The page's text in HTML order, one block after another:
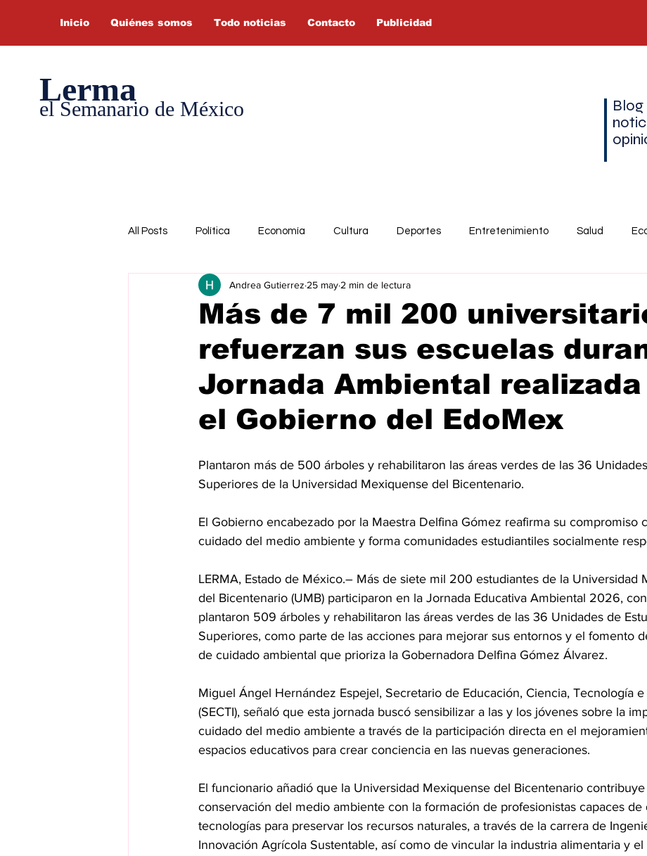
Inicio Quiénes somos Todo noticias Contacto Publicidad
Lerma
el Semanario de México
Blog
All Posts Política Economía Cultura Deportes Entretenimiento Salud
Más de 7 mil 200
refuerzan sus escuelas
Jornada Ambiental
el Gobierno del EdoMex
Andrea Gutierrez 25 may 2 min de lectura
Plantaron más de 500 árboles y rehabilitaron las áreas verdes de las 36
Superiores de la Universidad Mexiquense del Bicentenario.
El Gobierno encabezado por la Maestra Delfina Gómez reafirma su compromiso
cuidado del medio ambiente y forma comunidades estudiantiles socialmente
LERMA, Estado de México.– Más de siete mil 200 estudiantes de la Universidad
del Bicentenario (UMB) participaron en la Jornada Educativa Ambiental 2026,
plantaron 509 árboles y rehabilitaron las áreas verdes de las 36 Unidades de
Superiores, como parte de las acciones para mejorar sus entornos y el fomento
de cuidado ambiental que prioriza la Gobernadora Delfina Gómez Álvarez.
Miguel Ángel Hernández Espejel, Secretario de Educación, Ciencia, Tecnología
(SECTI), señaló que esta jornada buscó sensibilizar a las y los jóvenes sobre la
cuidado del medio ambiente a través de la participación directa en el
espacios educativos para crear conciencia en las nuevas generaciones.
El funcionario añadió que la Universidad Mexiquense del Bicentenario contribuye
conservación del medio ambiente con la formación de profesionistas capaces de
tecnologías para preservar los recursos naturales, a través de la carrera de
Innovación Agrícola Sustentable, así como de vincular la industria alimentaria y